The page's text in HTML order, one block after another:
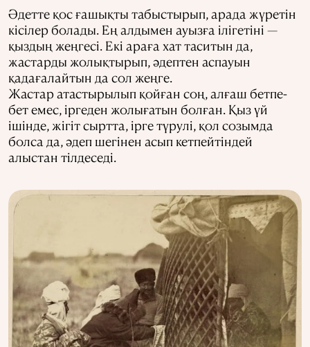
Әдетте қос ғашықты табыстырып, арада жүретін
кісілер болады. Ең алдымен ауызға ілігетіні —
қыздың жеңгесі. Екі араға хат таситын да,
жастарды жолықтырып, әдептен аспауын
қадағалайтын да сол жеңге.
Жастар атастырылып қойған соң, алғаш бетпе-
бет емес, іргеден жолығатын болған. Қыз үй
ішінде, жігіт сыртта, ірге түрулі, қол созымда
болса да, әдеп шегінен асып кетпейтіндей
алыстан тілдеседі.